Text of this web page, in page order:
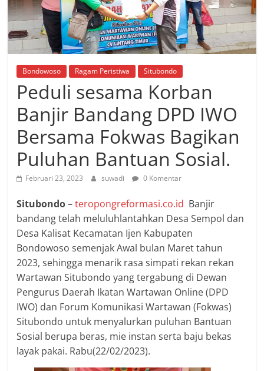
Bondowoso Ragam Peristiwa Situbondo
Peduli sesama Korban
Banjir Bandang DPD IWO
Bersama Fokwas Bagikan
Puluhan Bantuan Sosial.
Februari 23, 2023 suwadi 0 Komentar
Situbondo–teropongreformasi.co.id Banjir
bandang telah meluluhlantahkan Desa Sempol dan
Desa Kalisat Kecamatan Ijen Kabupaten
Bondowoso semenjak Awal bulan Maret tahun
2023, sehingga menarik rasa simpati rekan rekan
Wartawan Situbondo yang tergabung di Dewan
Pengurus Daerah Ikatan Wartawan Online (DPD
IWO) dan Forum Komunikasi Wartawan (Fokwas)
Situbondo untuk menyalurkan puluhan Bantuan
Sosial berupa beras, mie instan serta baju bekas
layak pakai. Rabu(22/02/2023).